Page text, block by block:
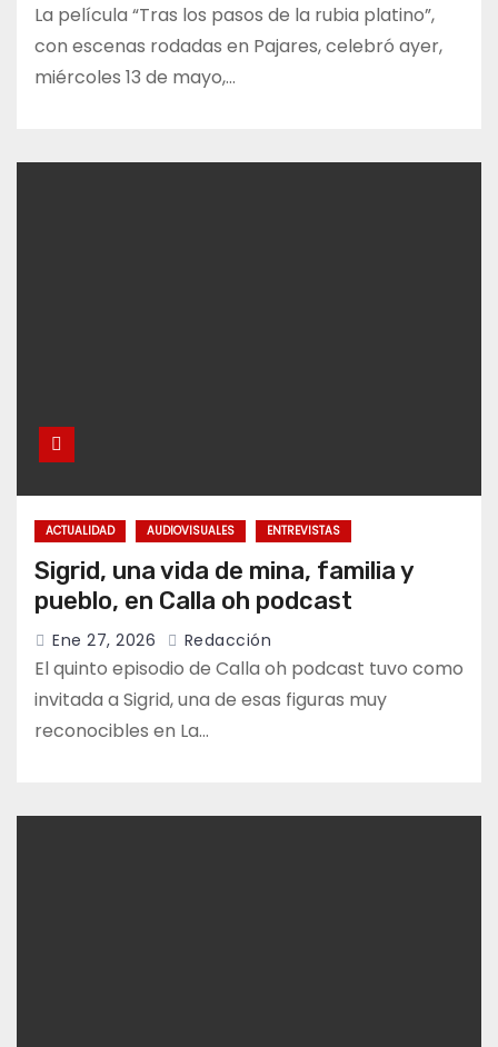
La película “Tras los pasos de la rubia platino”,
con escenas rodadas en Pajares, celebró ayer,
miércoles 13 de mayo,…
ACTUALIDAD AUDIOVISUALES ENTREVISTAS
Sigrid, una vida de mina, familia y
pueblo, en Calla oh podcast
Ene 27, 2026 Redacción
El quinto episodio de Calla oh podcast tuvo como
invitada a Sigrid, una de esas figuras muy
reconocibles en La…